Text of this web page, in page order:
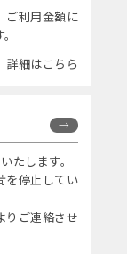
ご利用金額に
詳細はこちら
たします。
を停止してい
りご連絡させ